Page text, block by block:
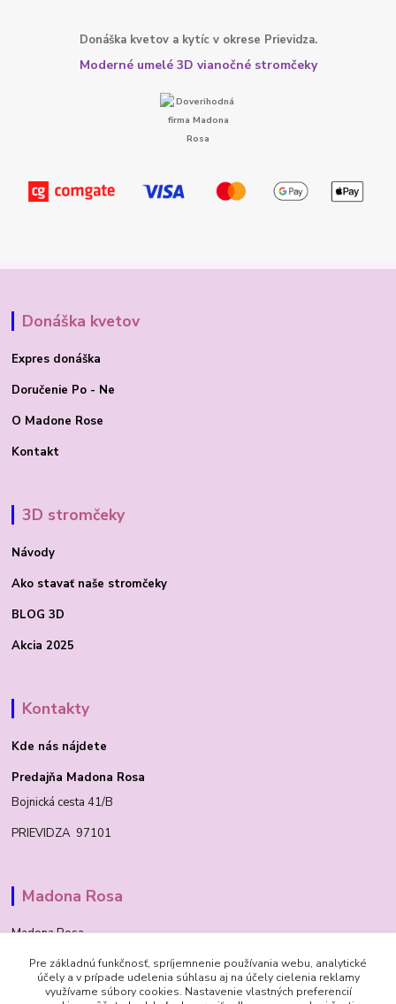
Donáška kvetov a kytíc v okrese Prievidza.
Moderné umelé 3D vianočné stromčeky
Donáška kvetov
Expres donáška
Doručenie Po - Ne
O Madone Rose
Kontakt
3D stromčeky
Návody
Ako stavať naše stromčeky
BLOG 3D
Akcia 2025
Kontakty
Kde nás nájdete
Predajňa Madona Rosa
Bojnická cesta 41/B
PRIEVIDZA 97101
Madona Rosa
Madona Rosa
Richard
+421 905 276 211
Pre základnú funkčnosť, spríjemnenie používania webu, analytické
účely a v prípade udelenia súhlasu aj na účely cielenia reklamy
využívame súbory cookies. Nastavenie vlastných preferencií